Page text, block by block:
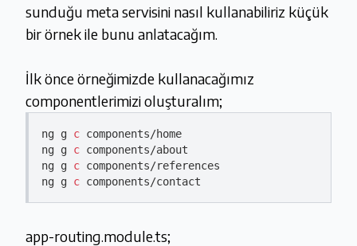
sunduğu meta servisini nasıl kullanabiliriz küçük
bir örnek ile bunu anlatacağım.
İlk önce örneğimizde kullanacağımız
componentlerimizi oluşturalım;
ng g c components/home
ng g c components/about
ng g c components/references
ng g c
app-routing.module.ts;